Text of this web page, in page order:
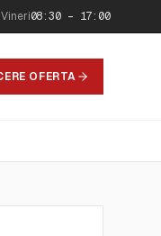
08:30 – 17:00
OFERTA